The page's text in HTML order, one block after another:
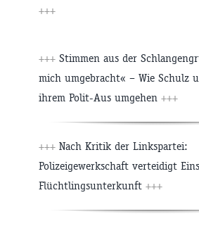
+++
+++ Stimmen aus der
mich umgebracht« – Wie Schulz
ihrem Polit-Aus umgehen +++
+++ Nach Kritik der Linkspartei:
Polizeigewerkschaft verteidigt
Flüchtlingsunterkunft +++